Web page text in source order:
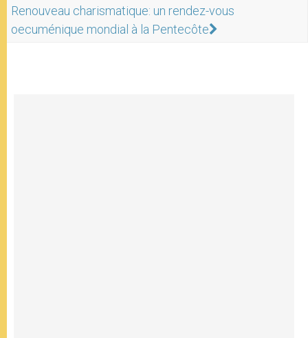
Renouveau charismatique: un rendez-vous
oecuménique mondial à la Pentecôte